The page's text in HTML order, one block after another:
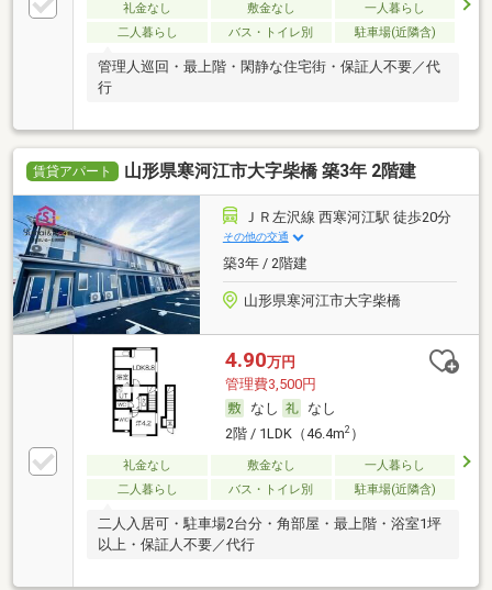
礼金なし 敷金なし
一人暮らし
二人暮らし
バス・トイレ別 駐車場(近隣含)
管理人巡回・最上階・閑静な住宅街・保証人不要／代
行
賃貸アパート 山形県寒河江市大字柴橋 築3年 2階建
ＪＲ左沢線 西寒河江駅 徒歩20分
その他の交通
築3年 / 2階建
山形県寒河江市大字柴橋
4.90万円
管理費3,500円
なし
なし
2階 / 1LDK（46.4m2）
礼金なし 敷金なし
一人暮らし
二人暮らし
バス・トイレ別 駐車場(近隣含)
二人入居可・駐車場2台分・角部屋・最上階・浴室1坪
以上・保証人不要／代行